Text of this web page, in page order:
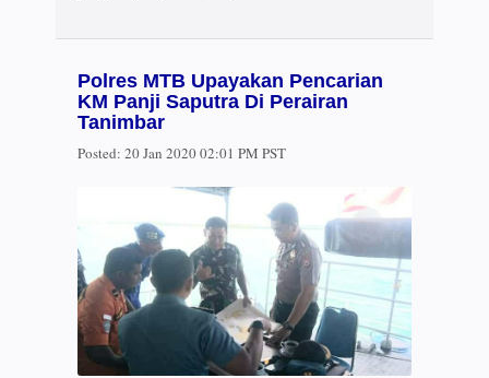
Polres MTB Upayakan Pencarian
KM Panji Saputra Di Perairan
Tanimbar
Posted: 20 Jan 2020 02:01 PM PST